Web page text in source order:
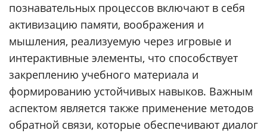
познавательных процессов включают в себя
активизацию памяти, воображения и
мышления, реализуемую через игровые и
интерактивные элементы, что способствует
закреплению учебного материала и
формированию устойчивых навыков. Важным
аспектом является также применение методов
обратной связи, которые обеспечивают диалог